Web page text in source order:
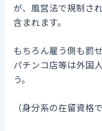
が、風営法で規制さ
含まれます。
もちろん雇う側も罰
パチンコ店等は外国
う。
（身分系の在留資格